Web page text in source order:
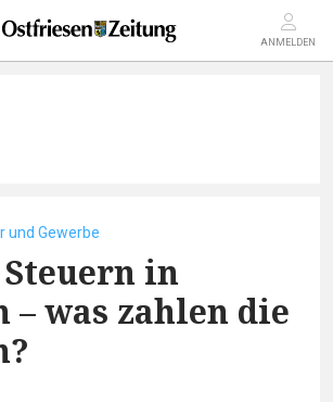
ANMELDEN
und Gewerbe
in
– was zahlen die